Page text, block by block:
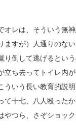
レは、そういう無
ますが）人通りのな
倒して逃げるとい
ち去ってトイレ内
いう長い教育的説
十七、八人殴った
つら、さぞショッ